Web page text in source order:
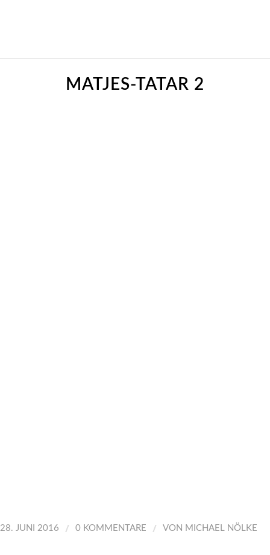
MATJES-TATAR 2
28. JUNI 2016 / 0 KOMMENTARE / VON MICHAEL NÖLKE